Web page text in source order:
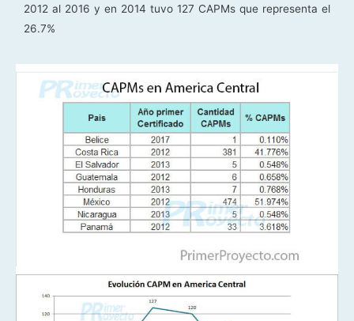
2012 al 2016 y en 2014 tuvo 127 CAPMs que representa el
26.7%